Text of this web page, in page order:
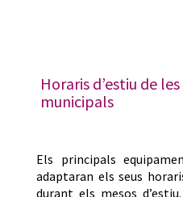
Horaris d’estiu de
municipals
Els principals
adaptaran els seus
durant els mesos